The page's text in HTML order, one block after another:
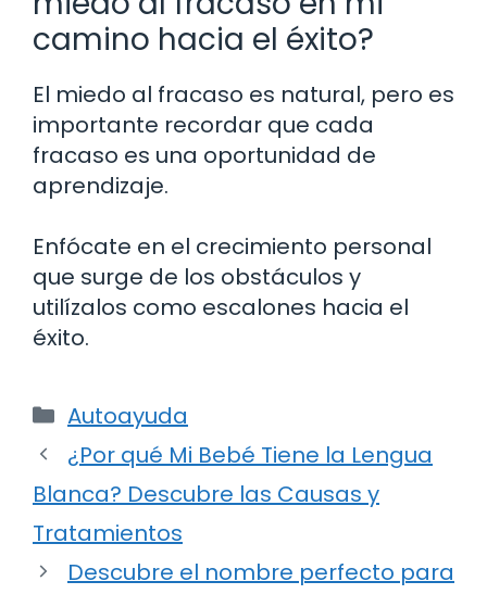
camino hacia el éxito?
El miedo al fracaso es natural, pero es
importante recordar que cada
fracaso es una oportunidad de
aprendizaje.
Enfócate en el crecimiento personal
que surge de los obstáculos y
utilízalos como escalones hacia el
éxito.
Categorías
Autoayuda
¿Por qué Mi Bebé Tiene la Lengua
Blanca? Descubre las Causas y
Tratamientos
Descubre el nombre perfecto para